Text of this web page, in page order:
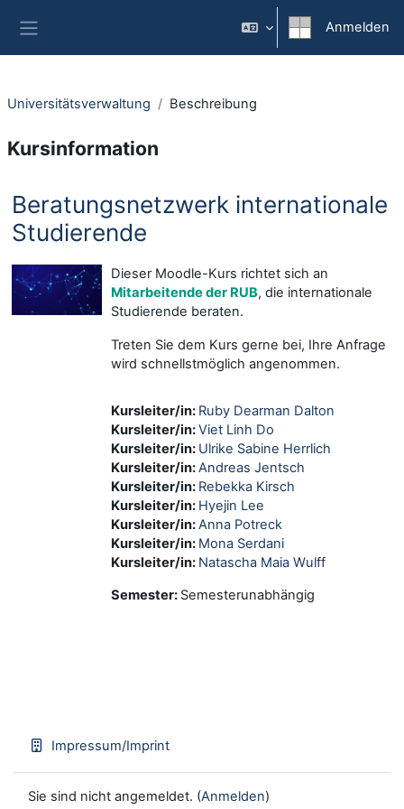
Anmelden
Universitätsverwaltung Beschreibung
Kursinformation
Beratungsnetzwerk internationale
Studierende
Dieser Moodle-Kurs richtet sich an
Mitarbeitende der RUB, die internationale
Studierende beraten.
Treten Sie dem Kurs gerne bei, Ihre Anfrage
wird schnellstmöglich angenommen.
Kursleiter/in: Ruby Dearman Dalton
Kursleiter/in:Viet Linh Do
Kursleiter/in: Ulrike Sabine Herrlich
Kursleiter/in:Andreas Jentsch
Kursleiter/in: Rebekka Kirsch
Kursleiter/in: Hyejin Lee
Kursleiter/in:Anna Potreck
Kursleiter/in: Mona Serdani
Kursleiter/in: Natascha Maia Wulff
Semester: Semesterunabhängig
Impressum/Imprint
Sie sind nicht angemeldet. (Anmelden)